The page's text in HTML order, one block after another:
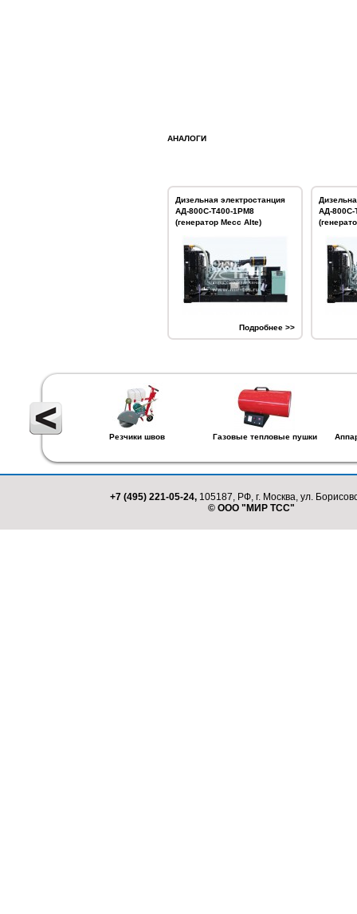
АНАЛОГИ
Дизельная электростанция
АД-800С-Т400-1РМ8
(генератор Mecc Alte)
Подробнее >>
АД-800С-
Резчики швов Газовые тепловые пушки
+7 (495) 221-05-24, 105187, РФ, г. Москва, ул.
© ООО "МИР ТСС"